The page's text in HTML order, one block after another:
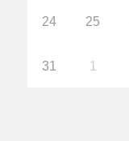
24 25
31 1